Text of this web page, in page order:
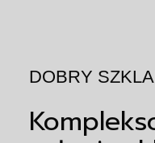
DOBRY